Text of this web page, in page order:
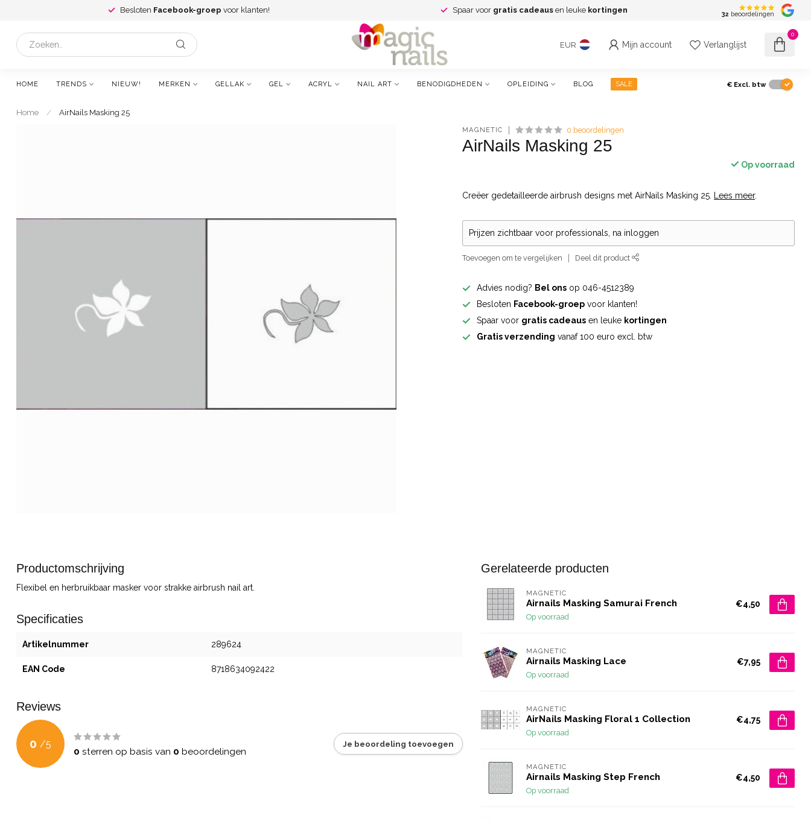
Besloten Facebook-groep voor klanten! Spaar voor gratis cadeaus en leuke kortingen 32 beoordelingen
EUR Mijn account Verlanglijst
0
HOME TRENDS NIEUW! MERKEN GELLAK GEL ACRYL NAIL ART BENODIGDHEDEN OPLEIDING BLOG SALE € Excl. btw
Home / AirNails Masking 25
MAGNETIC 0 beoordelingen
AirNails Masking 25
Op voorraad
Creëer gedetailleerde airbrush designs met AirNails Masking 25. Lees meer.
Prijzen zichtbaar voor professionals, na inloggen
Toevoegen om te vergelijken Deel dit product
Advies nodig? Bel ons op 046-4512389
Besloten Facebook-groep voor klanten!
Spaar voor gratis cadeaus en leuke kortingen
Gratis verzending vanaf 100 euro excl. btw
Productomschrijving
Flexibel en herbruikbaar masker voor strakke airbrush nail art.
Specificaties
Artikelnummer 289624
EAN Code 8718634092422
Reviews
0 /5
0 sterren op basis van 0 beoordelingen
Je beoordeling toevoegen
Gerelateerde producten
MAGNETIC
Airnails Masking Samurai French
Op voorraad
€4,50
MAGNETIC
Airnails Masking Lace
Op voorraad
€7,95
MAGNETIC
AirNails Masking Floral 1 Collection
Op voorraad
€4,75
MAGNETIC
Airnails Masking Step French
Op voorraad
€4,50